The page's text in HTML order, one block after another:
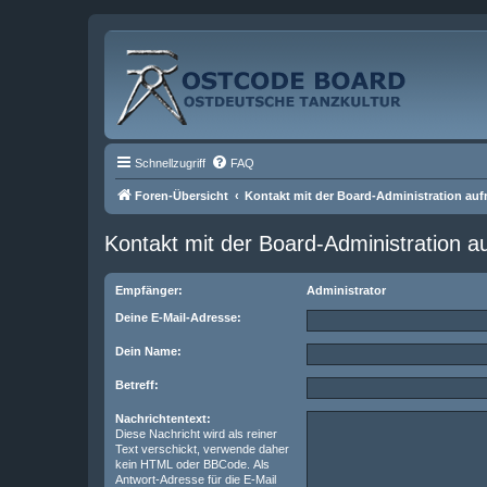
Schnellzugriff FAQ
Foren-Übersicht Kontakt mit der Board-Administration
Kontakt mit der Board-Administration
Empfänger: Administrator
Deine E-Mail-Adresse:
Dein Name:
Betreff:
Nachrichtentext:
Diese Nachricht wird als reiner
Text verschickt, verwende daher
kein HTML oder BBCode. Als
Antwort-Adresse für die E-Mail